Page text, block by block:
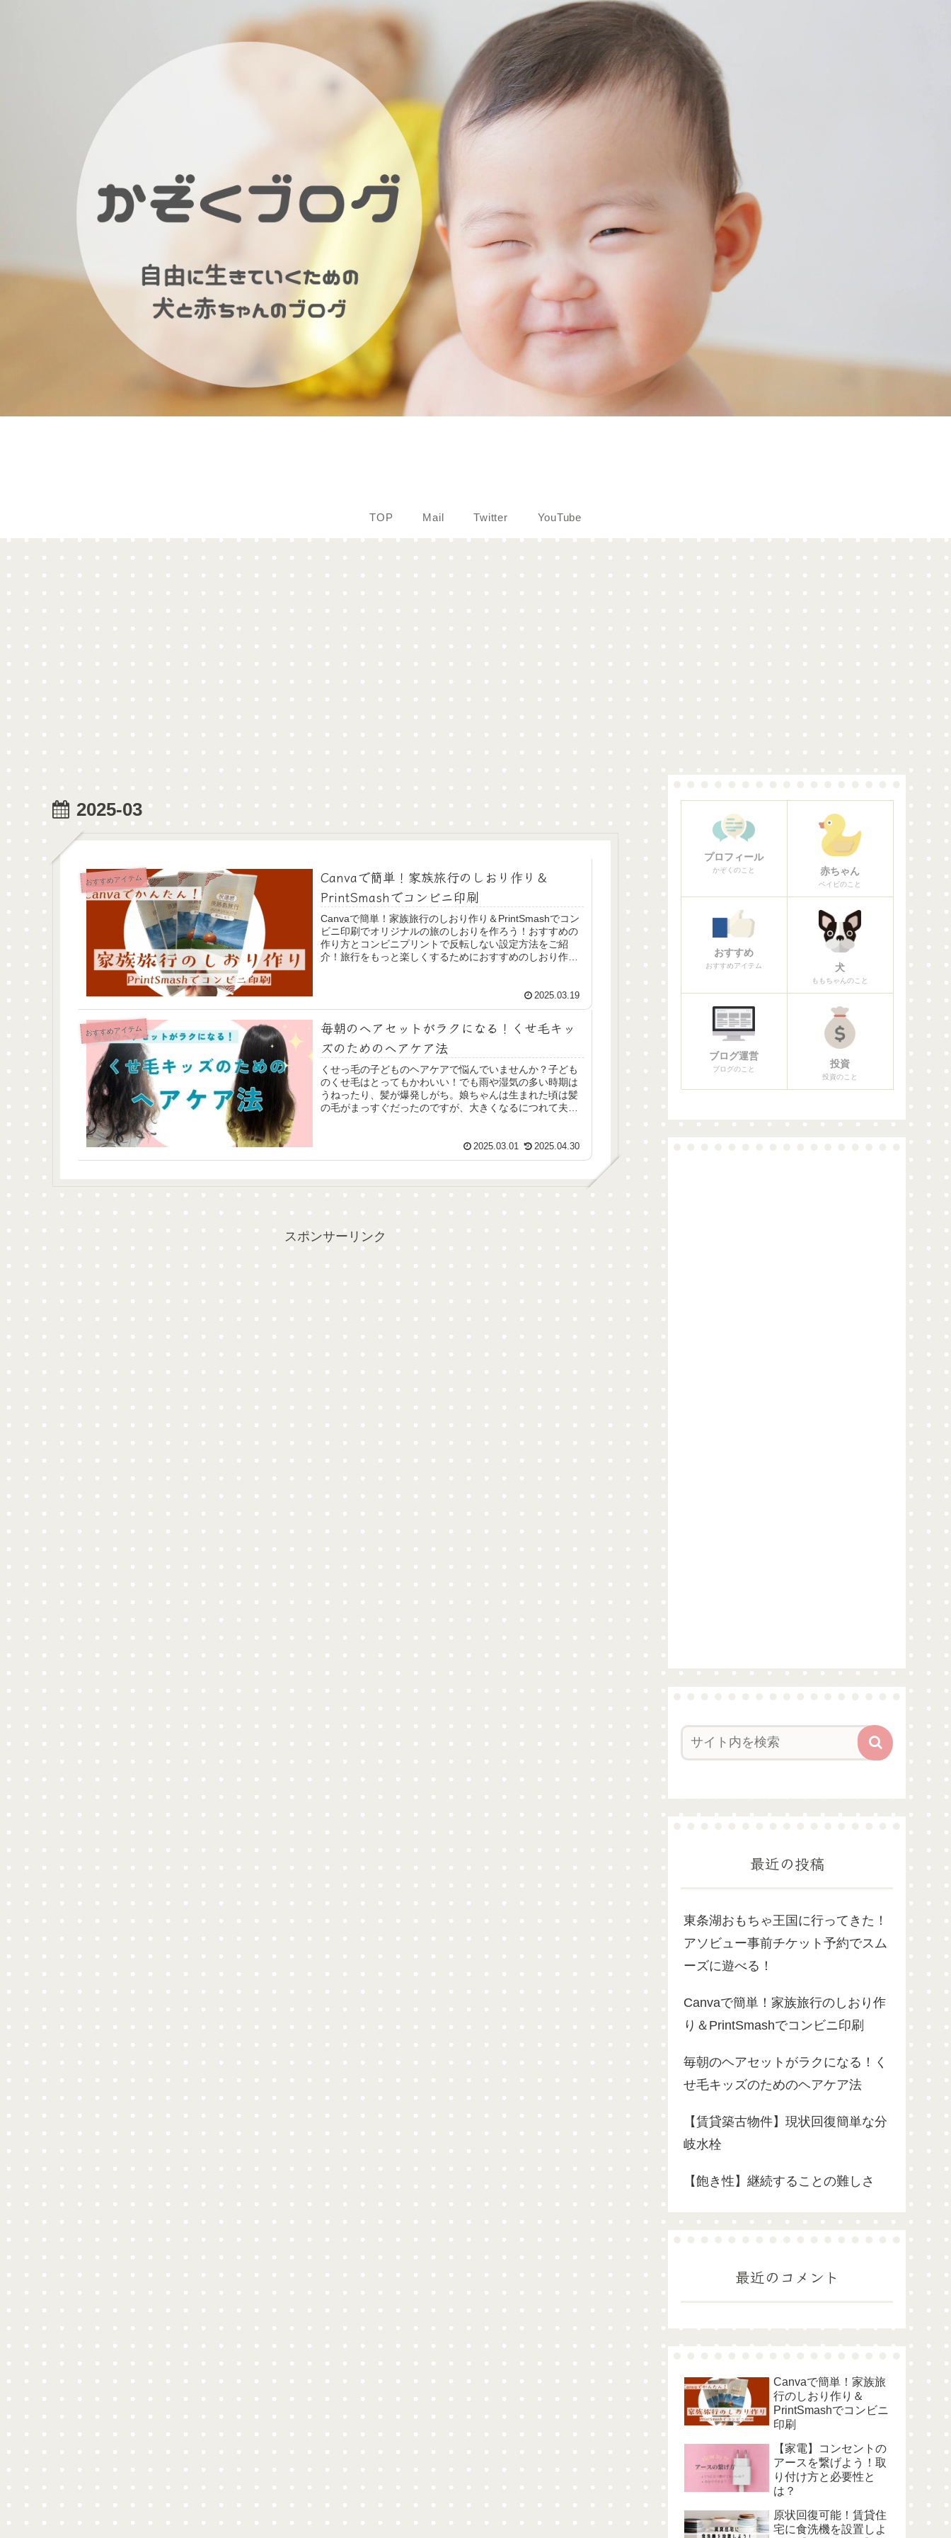
TOP Mail Twitter YouTube
2025-03
おすすめアイテム
Canvaで簡単！家族旅行のしおり作り＆
PrintSmashでコンビニ印刷
Canvaで簡単！家族旅行のしおり作り＆PrintSmashでコン
ビニ印刷でオリジナルの旅のしおりを作ろう！おすすめの
作り方とコンビニプリントで反転しない設定方法をご紹
介！旅行をもっと楽しくするためにおすすめのしおり作
2025.03.19
おすすめアイテム
毎朝のヘアセットがラクになる！くせ毛キッ
ズのためのヘアケア法
くせっ毛の子どものヘアケアで悩んでいませんか？子ども
のくせ毛はとってもかわいい！でも雨や湿気の多い時期は
うねったり、髪が爆発しがち。娘ちゃんは生まれた頃は髪
の毛がまっすぐだったのですが、大きくなるにつれて夫の
2025.03.01 2025.04.30
スポンサーリンク
プロフィール
かぞくのこと 赤ちゃん
ベイビのこと
おすすめ
おすすめアイテム 犬
ももちゃんのこと
ブログ運営
ブログのこと 投資
投資のこと
最近の投稿
東条湖おもちゃ王国に行ってきた！
アソビュー事前チケット予約でスム
ーズに遊べる！
Canvaで簡単！家族旅行のしおり作
り＆PrintSmashでコンビニ印刷
毎朝のヘアセットがラクになる！く
せ毛キッズのためのヘアケア法
【賃貸築古物件】現状回復簡単な分
岐水栓
【飽き性】継続することの難しさ
最近のコメント
Canvaで簡単！家族旅
行のしおり作り＆
PrintSmashでコンビニ
印刷
【家電】コンセントの
アースを繋げよう！取
り付け方と必要性と
は？
原状回復可能！賃貸住
宅に食洗機を設置しよ